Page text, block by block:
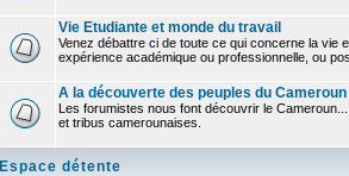
Vie Etudiante et monde du travail
Venez débattre ci de toute ce qui concerne la vie
expérience académique ou professionnelle, ou
A la découverte des peuples du Cameroun
Les forumistes nous font découvrir le
et tribus camerounaises.
Espace détente